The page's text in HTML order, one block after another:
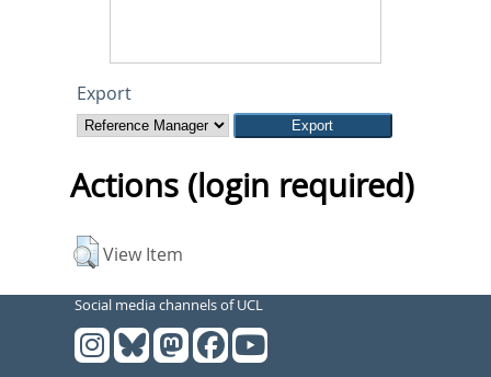
Export
Actions (login required)
View Item
Social media channels of UCL